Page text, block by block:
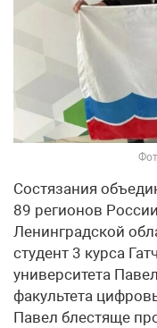
Состязания
89 регионов
Ленинградской
студент 3 курса
университета
факультета
Павел блестяще